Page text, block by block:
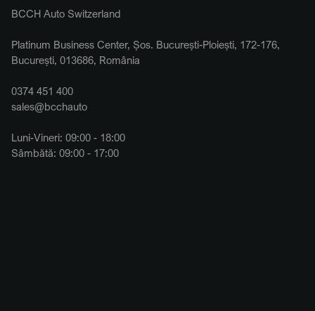
BCCH Auto Switzerland
Platinum Business Center, Șos. București-Ploiești, 172-176,
București, 013686, România
0374 451 400
sales@bcchauto
Luni-Vineri: 09:00 - 18:00
Sâmbătă: 09:00 - 17:00